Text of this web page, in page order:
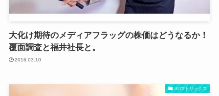
大化け期待のメディアフラッグの株価はどうなるか！
覆面調査と福井社長と。
2016.03.10
3Dマトリックス